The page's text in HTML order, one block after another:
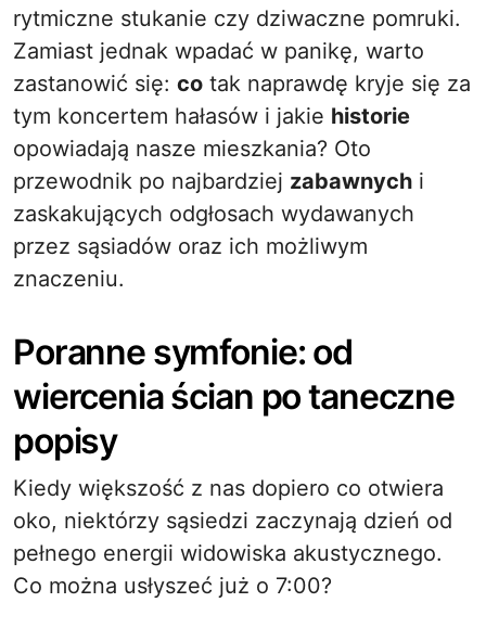
rytmiczne stukanie czy dziwaczne pomruki.
Zamiast jednak wpadać w panikę, warto
zastanowić się: co tak naprawdę kryje się za
tym koncertem hałasów i jakie historie
opowiadają nasze mieszkania? Oto
przewodnik po najbardziej zabawnych i
zaskakujących odgłosach wydawanych
przez sąsiadów oraz ich możliwym
znaczeniu.
Poranne symfonie: od
wiercenia ścian po taneczne
popisy
Kiedy większość z nas dopiero co otwiera
oko, niektórzy sąsiedzi zaczynają dzień od
pełnego energii widowiska akustycznego.
Co można usłyszeć już o 7:00?